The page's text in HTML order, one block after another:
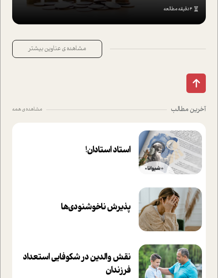
4 دقیقه مطالعه
مشاهده ی عناوین بیشتر
آخرین مطالب مشاهده ی همه
استاد استادان!
پذیرش ناخوشنودی‌ها
نقش والدین در شکوفا‌یی ا‌ستعداد
فرزندان‌